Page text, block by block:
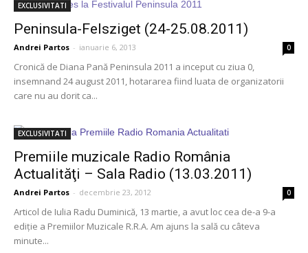
EXCLUSIVITATI
Peninsula-Felsziget (24-25.08.2011)
Andrei Partos - ianuarie 6, 2013 0
Cronică de Diana Pană Peninsula 2011 a inceput cu ziua 0,
insemnand 24 august 2011, hotararea fiind luata de organizatorii
care nu au dorit ca...
EXCLUSIVITATI
Premiile muzicale Radio România
Actualităţi – Sala Radio (13.03.2011)
Andrei Partos - decembrie 23, 2012 0
Articol de Iulia Radu Duminică, 13 martie, a avut loc cea de-a 9-a
ediţie a Premiilor Muzicale R.R.A. Am ajuns la sală cu câteva
minute...